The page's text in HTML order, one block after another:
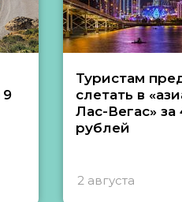
9
Туристам
слетать в
Лас-Вегас»
рублей
2 августа